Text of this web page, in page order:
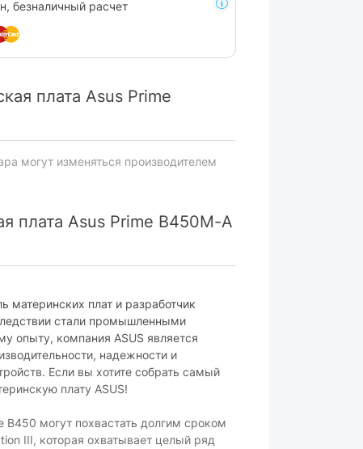
безналичный расчет
плата Asus Prime
могут изменяться производителем
плата Asus Prime B450M-A
материнских плат и разработчик
стали промышленными
опыту, компания ASUS является
надежности и
Если вы хотите собрать самый
плату ASUS!
B450 могут похвастать долгим сроком
III, которая охватывает целый ряд